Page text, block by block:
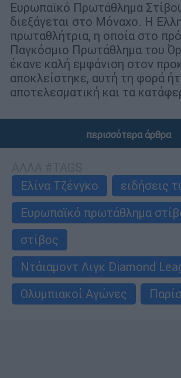
Ευρωπαϊκό Πρωτάθλημα
διεξάγεται στο Μόναχο. Η
πρωταθλήτρια, η οποία στο
Παγκόσμιο Πρωτάθλημα του
έκανε καλή εμφάνιση στον
αποκλείστηκε, αυτή τη φορά
αποτελεσματική και τα
περισσότερα άρθρα
Ελίνα Τζένγκο
ειδήσεις
Ευρωπαϊκό πρωτάθλημα
στίβος
Ντάιαμοντ Λιγκ Diamond
Ολυμπιακοί Αγώνες